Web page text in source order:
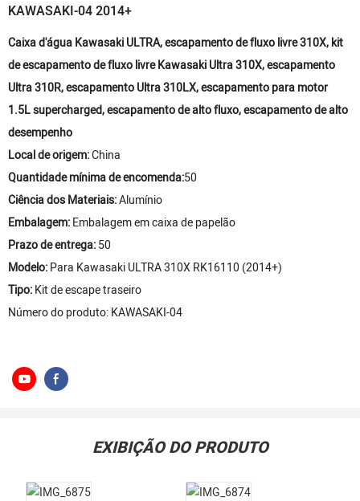
KAWASAKI-04 2014+
Caixa d'água Kawasaki ULTRA, escapamento de fluxo livre 310X, kit
de escapamento de fluxo livre Kawasaki Ultra 310X, escapamento
Ultra 310R, escapamento Ultra 310LX, escapamento para motor
1.5L supercharged, escapamento de alto fluxo, escapamento de alto
desempenho
Local de origem:China
Quantidade mínima de encomenda:50
Ciência dos Materiais:Alumínio
Embalagem:Embalagem em caixa de papelão
Prazo de entrega:50
Modelo:Para Kawasaki ULTRA 310X RK16110 (2014+)
Tipo:Kit de escape traseiro
Número do produto: KAWASAKI-04
EXIBIÇÃO DO PRODUTO